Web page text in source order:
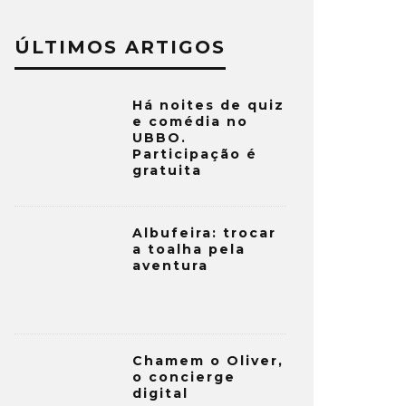
ÚLTIMOS ARTIGOS
Há noites de quiz
e comédia no
UBBO.
Participação é
gratuita
Albufeira: trocar
a toalha pela
aventura
Chamem o Oliver,
o concierge
digital